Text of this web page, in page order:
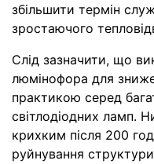
збільшити термін
зростаючого
Слід зазначити, що
люмінофора для
практикою серед
світлодіодних ламп.
крихким після 200
руйнування